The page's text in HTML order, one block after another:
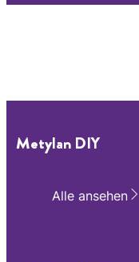
Metylan DIY
Alle ansehen